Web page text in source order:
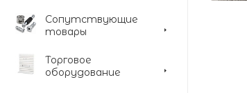
Сопутствующие
товары
Торговое
оборудование